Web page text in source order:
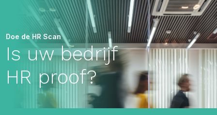
Doe de HR Scan
Is uw bedrijf
HR proof?